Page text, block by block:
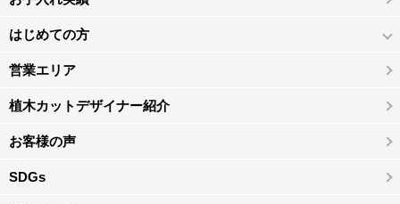
はじめての方
営業エリア
植木カットデザイナー紹介
お客様の声
SDGs